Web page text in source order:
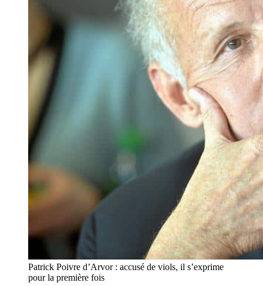
Patrick Poivre d’Arvor : accusé de viols, il s’exprime
pour la première fois